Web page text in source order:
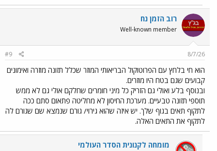
רוב הזמן נח
Well-known member
8/7/26
#9
הוא חי בלחץ עם הפרוטוקול הבריאותי המוזר שכלל תזונה מוזרה ואימונים
קבועים שגם בטח היו מוזרים.
ובנוסף בלע ואולי גם הזריק כל מיני חומרים שחלקם אולי גם לא ממש
תוספי תזונה טבעיים. מערכת החיסון לא מחליטה פתאום סתם ככה
לתקוף תאים בגוף שלך. יש איזה שהוא גירוי/ גורם שנמצא שם שגורם לה
לתקוף את התאים האלה.
מומחה לקנונית הסדר העולמי